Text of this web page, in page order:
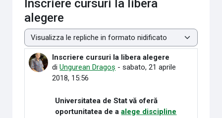
Inscriere cursuri la libera
alegere
Modalità visualizzazione
Inscriere cursuri la libera alegere
diUngurean Dragoș -sabato, 21 aprile
2018, 15:56
Numero di risposte: 0
Universitatea de Stat vă oferă
oportunitatea de aalege discipline